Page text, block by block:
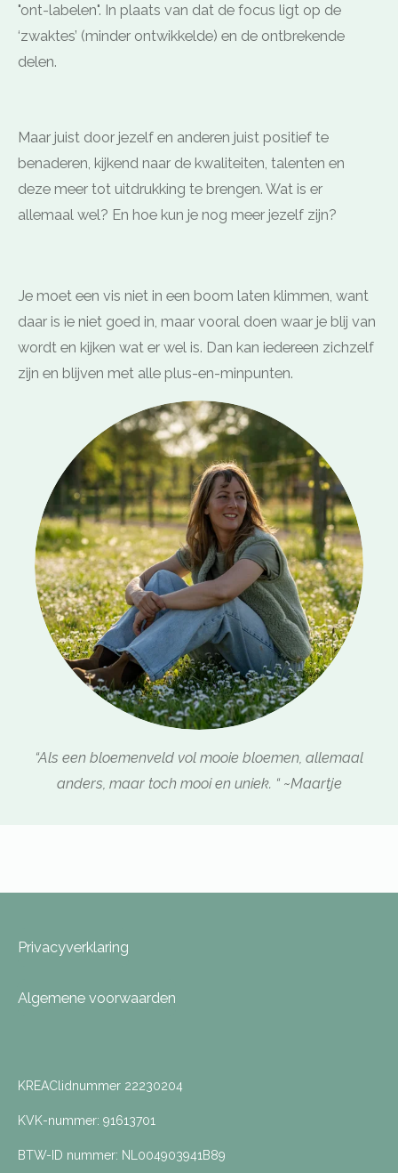
"ont-labelen". In plaats van dat de focus ligt op de
‘zwaktes’ (minder ontwikkelde) en de ontbrekende
delen.
Maar juist door jezelf en anderen juist positief te
benaderen, kijkend naar de kwaliteiten, talenten en
deze meer tot uitdrukking te brengen. Wat is er
allemaal wel? En hoe kun je nog meer jezelf zijn?
Je moet een vis niet in een boom laten klimmen, want
daar is ie niet goed in, maar vooral doen waar je blij van
wordt en kijken wat er wel is. Dan kan iedereen zichzelf
zijn en blijven met alle plus-en-minpunten.
“Als een bloemenveld vol mooie bloemen, allemaal
anders, maar toch mooi en uniek. “ ~Maartje
Privacyverklaring
Algemene voorwaarden
KREAClidnummer 22230204
KVK-nummer: 91613701
BTW-ID nummer: NL004903941B89